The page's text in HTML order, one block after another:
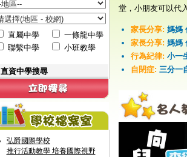
直屬中學
一條龍中學
聯繫中學
小班教學
直資中學搜尋
弘爵國際學校
推行活動教學 培養國際視野
堂，小朋友可以代
家長分享: 媽媽
家長分享: 媽媽
行為紀律: 小一
自閉症: 三分一